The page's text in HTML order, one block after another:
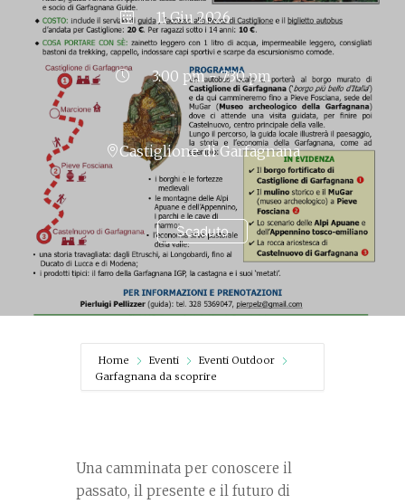
11 Giu 2026
Scaduto
3:00 pm - 7:30 pm
Castiglione di Garfagnana
Home Eventi
Eventi Outdoor
Garfagnana da scoprire
Una camminata per conoscere il
passato, il presente e il futuro di